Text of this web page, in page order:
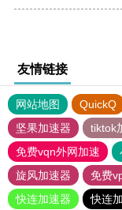
友情链接
网站地图 QuickQ
坚果加速器
tiktok
免费vqn外网加速
旋风加速器
免费
快连加速器
快连